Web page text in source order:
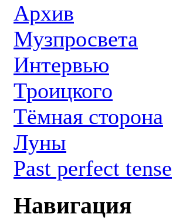
Архив
Музпросвета
Интервью
Троицкого
Тёмная сторона
Луны
Past perfect tense
Навигация